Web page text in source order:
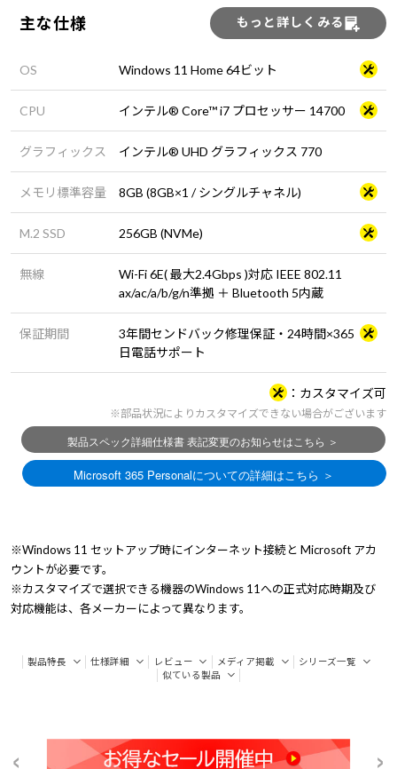
主な仕様 もっと詳しくみる
OS Windows 11 Home 64ビット
CPU インテル® Core™ i7 プロセッサー 14700
グラフィックス インテル® UHD グラフィックス 770
メモリ標準容量 8GB (8GB×1 / シングルチャネル)
M.2 SSD 256GB (NVMe)
無線
Wi-Fi 6E( 最大2.4Gbps )対応 IEEE 802.11
ax/ac/a/b/g/n準拠 ＋ Bluetooth 5内蔵
保証期間
3年間センドバック修理保証・24時間×365
日電話サポート
カスタマイズ可
※部品状況によりカスタマイズできない場合がございます
※Windows 11 セットアップ時にインターネット接続と Microsoft アカ
ウントが必要です。
※カスタマイズで選択できる機器のWindows 11への正式対応時期及び
対応機能は、各メーカーによって異なります。
製品特長 仕様詳細 レビュー メディア掲載
シリーズ一覧
似ている製品